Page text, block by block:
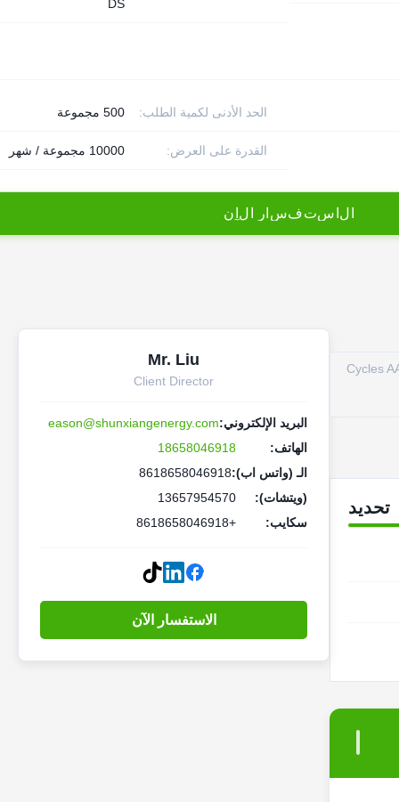
DS
الحد الأدنى لكمية الطلب: 500 مجموعة
القدرة على العرض: 10000 مجموعة / شهر
ل ستفس ر ل ن
1600
تحديد
Mr. Liu
Client Director
البريد الإلكتروني:eason@shunxiangenergy.com
الهاتف:
18658046918
الـ (واتس اب):8618658046918
(ويتشات):
13657954570
سكايب:
+8618658046918
الاستفسار الآن